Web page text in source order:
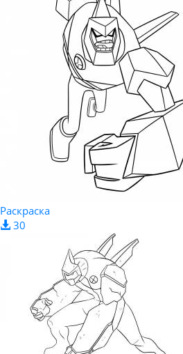
Раскраска
30